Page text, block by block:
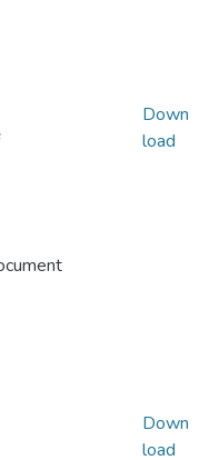
Down
load
Down
load